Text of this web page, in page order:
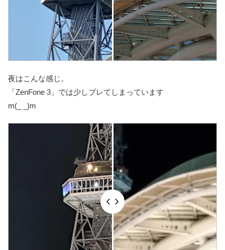
夜はこんな感じ。
「ZenFone 3」では少しブレてしまっています
m(_ _)m